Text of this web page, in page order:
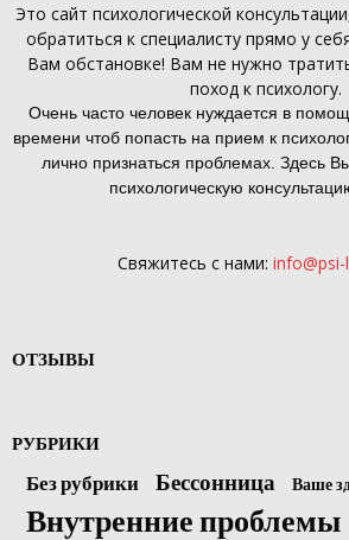
Это сайт психологической консультации
обратиться к специалисту прямо у
Вам обстановке! Вам не нужно
поход к психологу.
Очень часто человек нуждается в
времени чтоб попасть на прием к
лично признаться проблемах. Здесь
психологическую
Свяжитесь с нами:
ОТЗЫВЫ
РУБРИКИ
Без рубрики Бессонница Ваше
Внутренние проблемы